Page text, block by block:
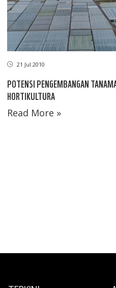
21 Jul 2010
POTENSI PENGEMBANGAN
HORTIKULTURA
Read More »